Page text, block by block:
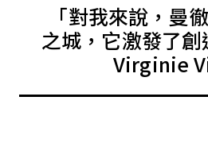
「對我來說，曼
之城，它激發了
Virginie